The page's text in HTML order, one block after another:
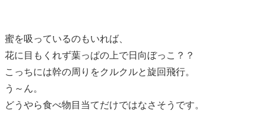
蜜を吸っているのもいれば、
花に目もくれず葉っぱの上で日向ぼっこ？？
こっちには幹の周りをクルクルと旋回飛行。
う～ん。
どうやら食べ物目当てだけではなさそうです。